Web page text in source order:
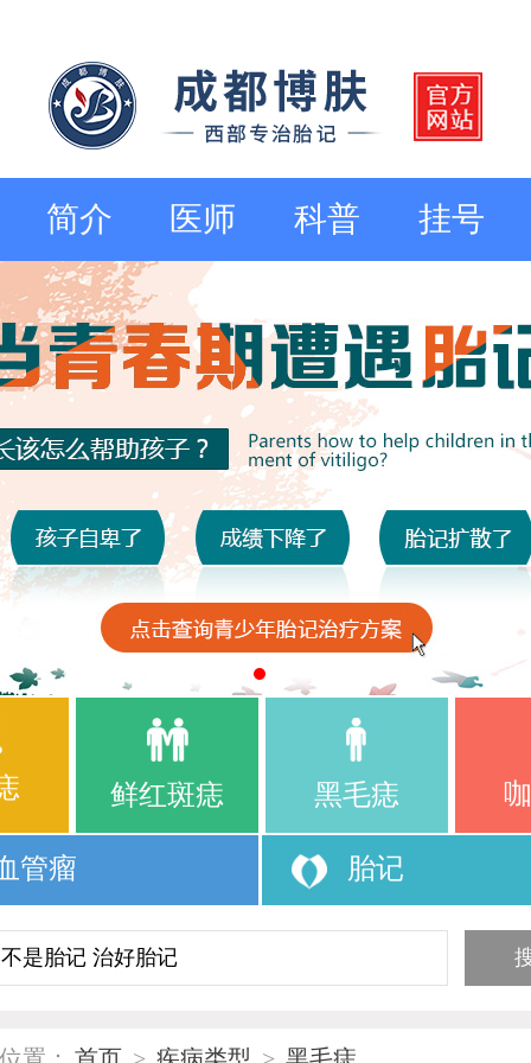
简介 医师 科普 挂号
鲜红斑痣 黑毛痣
管瘤 胎记